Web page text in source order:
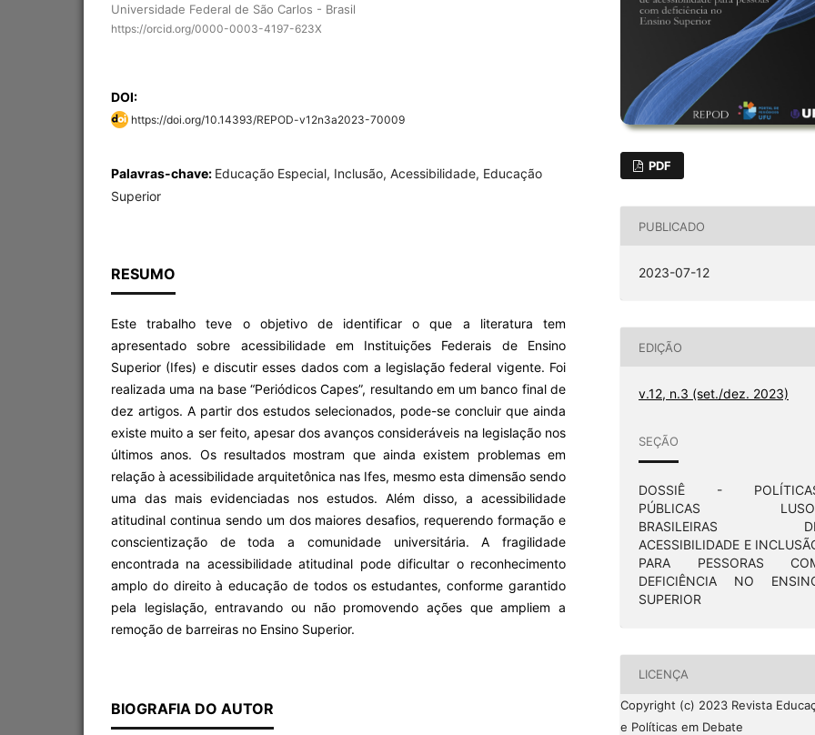
Universidade Federal de São Carlos - Brasil
https://orcid.org/0000-0003-4197-623X
DOI:
https://doi.org/10.14393/REPOD-v12n3a2023-70009
Palavras-chave: Educação Especial, Inclusão, Acessibilidade, Educação
Superior
RESUMO
Este trabalho teve o objetivo de identificar o que a literatura tem
apresentado sobre acessibilidade em Instituições Federais de Ensino
Superior (Ifes) e discutir esses dados com a legislação federal vigente. Foi
realizada uma na base “Periódicos Capes”, resultando em um banco final de
dez artigos. A partir dos estudos selecionados, pode-se concluir que ainda
existe muito a ser feito, apesar dos avanços consideráveis na legislação nos
últimos anos. Os resultados mostram que ainda existem problemas em
relação à acessibilidade arquitetônica nas Ifes, mesmo esta dimensão sendo
uma das mais evidenciadas nos estudos. Além disso, a acessibilidade
atitudinal continua sendo um dos maiores desafios, requerendo formação e
conscientização de toda a comunidade universitária. A fragilidade
encontrada na acessibilidade atitudinal pode dificultar o reconhecimento
amplo do direito à educação de todos os estudantes, conforme garantido
pela legislação, entravando ou não promovendo ações que ampliem a
remoção de barreiras no Ensino Superior.
BIOGRAFIA DO AUTOR
PDF
PUBLICADO
2023-07-12
EDIÇÃO
v.12, n.3 (set./dez. 2023)
SEÇÃO
DOSSIÊ -
PÚBLICAS
BRASILEIRAS
ACESSIBILIDADE E
PARA PESSORAS
DEFICIÊNCIA NO
SUPERIOR
LICENÇA
Copyright (c) 2023 Revista
e Políticas em Debate